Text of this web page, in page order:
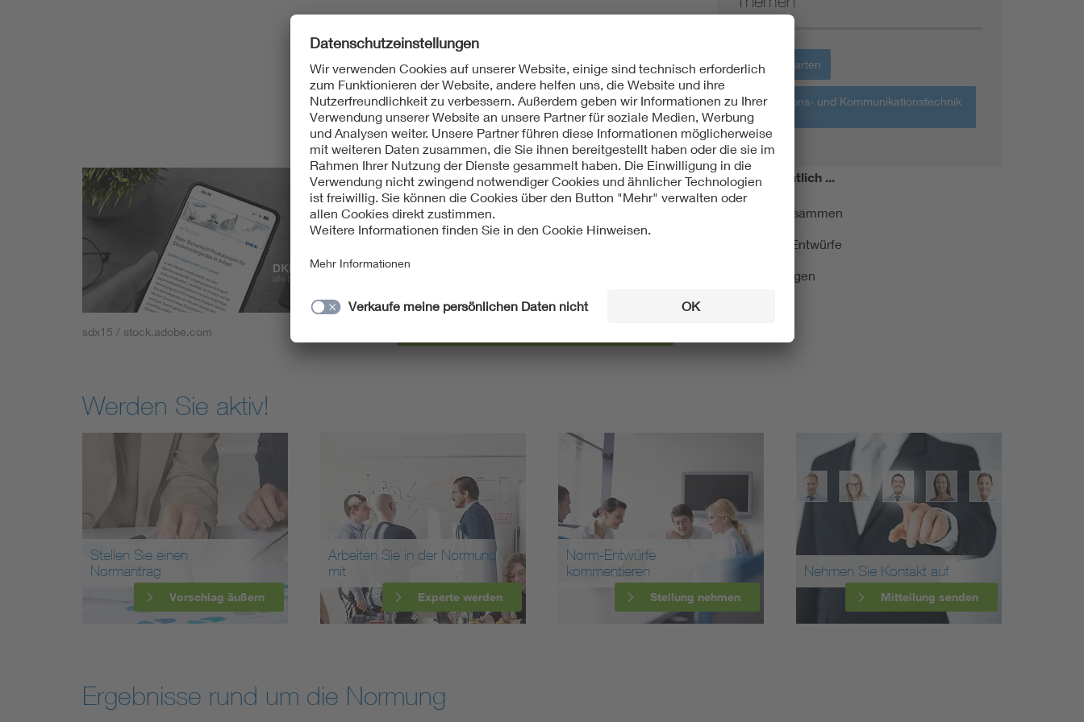
Haus + Garten
Informations- und Kommunikationstechnik
IKT
sdx15 / stock.adobe.com
Mit unserem DKE Newsletter sind Sie immer top informiert! Monatlich ...
fassen wir die wichtigsten Entwicklungen in der Normung kurz zusammen
berichten wir über aktuelle Arbeitsergebnisse, Publikationen und Entwürfe
informieren wir Sie bereits frühzeitig über zukünftige Veranstaltungen
Werden Sie aktiv!
Stellen Sie einen
Normantrag
Vorschlag äußern
Arbeiten Sie in der Normung
mit
Experte werden
Norm-Entwürfe
kommentieren
Stellung nehmen
Nehmen Sie Kontakt auf
Mitteilung senden
Ergebnisse rund um die Normung